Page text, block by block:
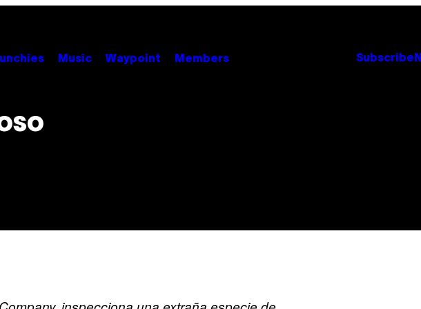
Music Waypoint Members Subscribe